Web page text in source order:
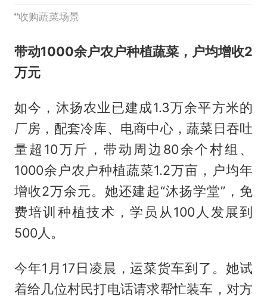
收购蔬菜场景
带动1000余户农户种植蔬菜，户均增收2
万元
如今，沐扬农业已建成1.3万余平方米的
厂房，配套冷库、电商中心，蔬菜日吞吐
量超10万斤，带动周边80余个村组、
1000余户农户种植蔬菜1.2万亩，户均年
增收2万余元。她还建起“沐扬学堂”，免
费培训种植技术，学员从100人发展到
500人。
今年1月17日凌晨，运菜货车到了。她试
着给几位村民打电话请求帮忙装车，对方